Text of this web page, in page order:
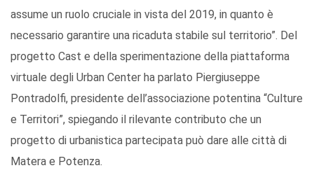
assume un ruolo cruciale in vista del 2019, in quanto è
necessario garantire una ricaduta stabile sul territorio”. Del
progetto Cast e della sperimentazione della piattaforma
virtuale degli Urban Center ha parlato Piergiuseppe
Pontradolfi, presidente dell’associazione potentina “Culture
e Territori”, spiegando il rilevante contributo che un
progetto di urbanistica partecipata può dare alle città di
Matera e Potenza.